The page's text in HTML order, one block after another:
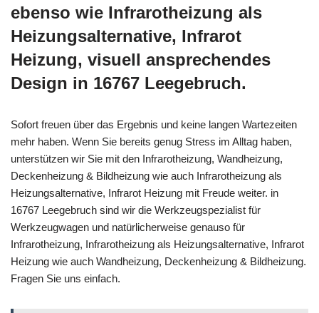
ebenso wie Infrarotheizung als
Heizungsalternative, Infrarot
Heizung, visuell ansprechendes
Design in 16767 Leegebruch.
Sofort freuen über das Ergebnis und keine langen Wartezeiten
mehr haben. Wenn Sie bereits genug Stress im Alltag haben,
unterstützen wir Sie mit den Infrarotheizung, Wandheizung,
Deckenheizung & Bildheizung wie auch Infrarotheizung als
Heizungsalternative, Infrarot Heizung mit Freude weiter. in
16767 Leegebruch sind wir die Werkzeugspezialist für
Werkzeugwagen und natürlicherweise genauso für
Infrarotheizung, Infrarotheizung als Heizungsalternative, Infrarot
Heizung wie auch Wandheizung, Deckenheizung & Bildheizung.
Fragen Sie uns einfach.